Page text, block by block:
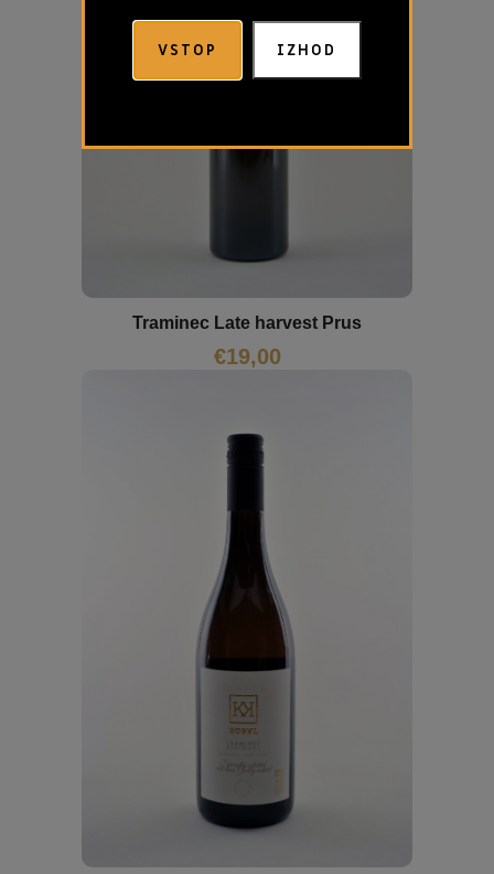
VSTOP IZHOD
Traminec Late harvest Prus
€19,00